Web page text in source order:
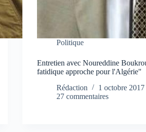
Politique
Entretien avec Noureddine
fatidique approche pour l'Algérie"
Rédaction
1 octobre 2017
27 commentaires